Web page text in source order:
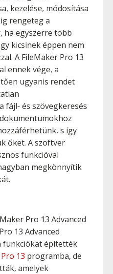
kezelése, módosítása
rengeteg a
ha egyszerre több
kicsinek éppen nem
A FileMaker Pro 13
ennek vége, a
ugyanis rendet
fájl- és szövegkeresés
s így
őket. A szoftver
funkcióval
megkönnyítik
Pro 13 Advanced
13 Advanced
funkciókat építették
13 programba, de
amelyek